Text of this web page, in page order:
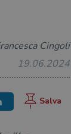
Cingoli
19.06.2024